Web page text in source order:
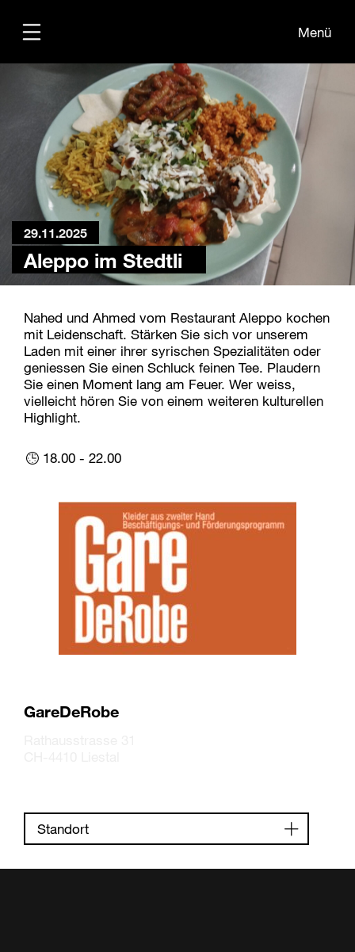
Übersicht
Medien
Kontakt
Menü
29.11.2025
Aleppo im Stedtli
Nahed und Ahmed vom Restaurant Aleppo kochen
mit Leidenschaft. Stärken Sie sich vor unserem
Laden mit einer ihrer syrischen Spezialitäten oder
geniessen Sie einen Schluck feinen Tee. Plaudern
Sie einen Moment lang am Feuer. Wer weiss,
vielleicht hören Sie von einem weiteren kulturellen
Highlight.
18.00 - 22.00
GareDeRobe
Standort